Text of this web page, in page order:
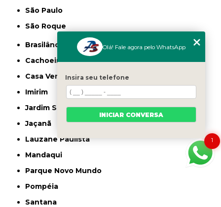
São Paulo
São Roque
Brasilândia
Cachoeirinha
Casa Verde
Imirim
Jardim São Paulo
Jaçanã
Lauzane Paulista
Mandaqui
Parque Novo Mundo
Pompéia
Santana
1
Olá! Fale agora pelo WhatsApp
Insira seu telefone
INICIAR CONVERSA